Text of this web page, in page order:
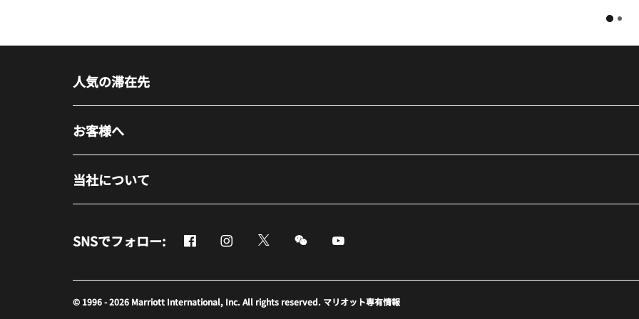
人気の滞在先
お客様へ
当社について
SNSでフォロー: Facebook
新しいウィンドウで開く
Instagram
新しいウィンドウで開く
Twitter
新しいウィンドウで開く
Messenger
新しいウィンドウで開く
新しいウィンドウで開く
© 1996 - 2026 Marriott International, Inc. All rights reserved. マリオット専有情報